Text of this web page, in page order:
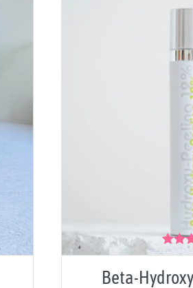
Beta-